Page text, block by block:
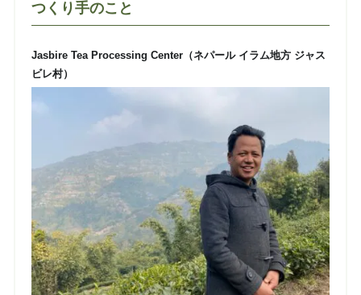
つくり手のこと
Jasbire Tea Processing Center（ネパール イラム地方 ジャス
ビレ村）